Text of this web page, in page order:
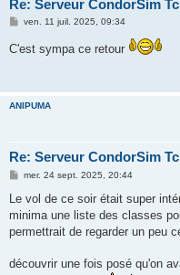
Re: Serveur CondorSim
M
s
ven. 11 juil. 2025, 09:34
C'est sympa ce retour
ANIPUMA
Re: Serveur CondorSim
M
s
a
g
mer. 24 sept. 2025, 20:44
Le vol de ce soir était super
minima une liste des classes
permettrait de regarder un peu
découvrir une fois posé qu'on